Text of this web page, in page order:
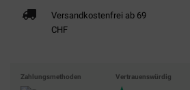
Versandkostenfrei ab 69
CHF
Zahlungsmethoden Vertrauenswürdig